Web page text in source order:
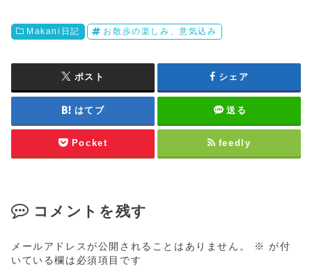
Makani日記 お散歩の楽しみ、意気込み
ポスト シェア
はてブ 送る
Pocket feedly
コメントを残す
メールアドレスが公開されることはありません。 ※ が付
いている欄は必須項目です